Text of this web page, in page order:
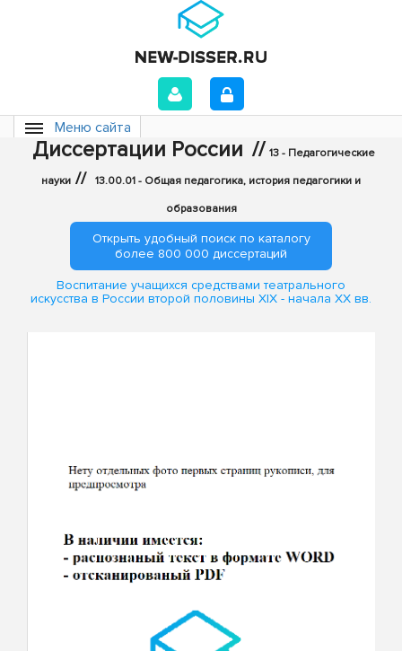
Меню сайта
Диссертации России // 13 - Педагогические
науки // 13.00.01 - Общая педагогика, история педагогики и
образования
Открыть удобный поиск по каталогу
более 800 000 диссертаций
Воспитание учащихся средствами театрального
искусства в России второй половины XIX - начала XX вв.